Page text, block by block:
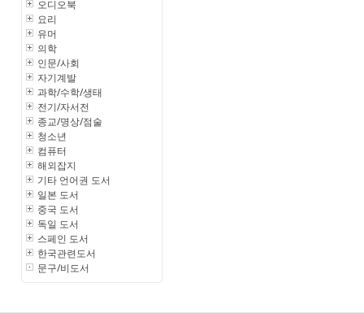
오디오북
요리
유머
의학
인문/사회
자기계발
과학/수학/생태
전기/자서전
종교/명상/점술
청소년
컴퓨터
해외잡지
기타 언어권 도서
일본 도서
중국 도서
독일 도서
스페인 도서
한국관련도서
문구/비도서